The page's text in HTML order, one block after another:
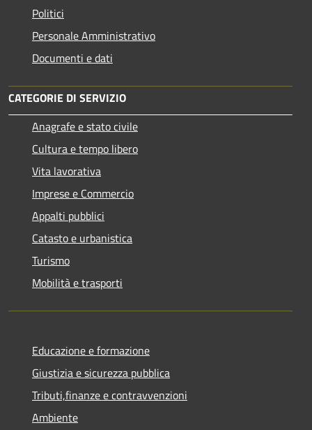
Politici
Personale Amministrativo
Documenti e dati
CATEGORIE DI SERVIZIO
Anagrafe e stato civile
Cultura e tempo libero
Vita lavorativa
Imprese e Commercio
Appalti pubblici
Catasto e urbanistica
Turismo
Mobilità e trasporti
Educazione e formazione
Giustizia e sicurezza pubblica
Tributi,finanze e contravvenzioni
Ambiente